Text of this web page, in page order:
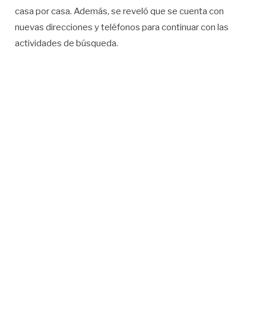
casa por casa. Además, se reveló que se cuenta con
nuevas direcciones y teléfonos para continuar con las
actividades de búsqueda.